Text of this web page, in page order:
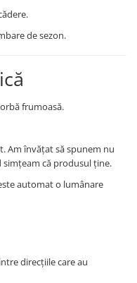
de sezon.
frumoasă.
Am învățat să spunem nu
că produsul ține.
automat o lumânare
direcțiile care au